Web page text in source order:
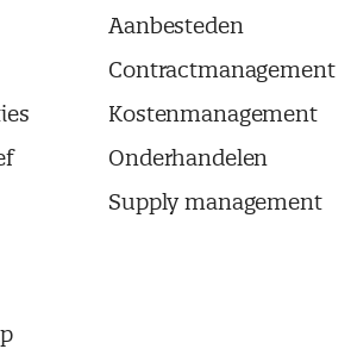
Aanbesteden
Contractmanagement
Kostenmanagement
Onderhandelen
Supply management